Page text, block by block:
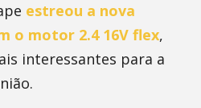
estreou a nova
o motor 2.4 16V flex,
interessantes para a